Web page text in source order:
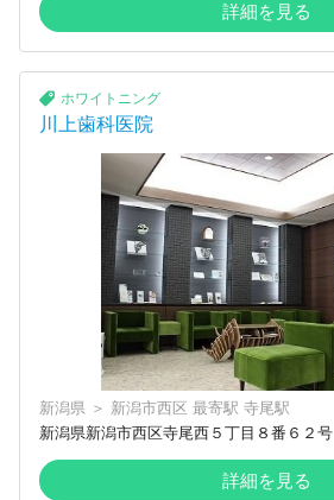
詳細を見る
ホワイトニング
川上歯科医院
新潟県 ＞ 新潟市西区 最寄駅 寺尾駅
新潟県新潟市西区寺尾西５丁目８番６２号
詳細を見る